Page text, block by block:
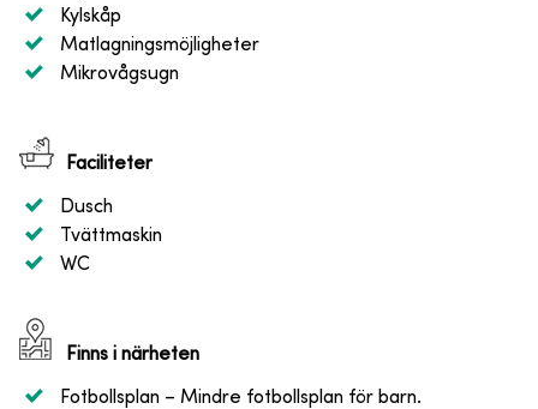
Kylskåp
Matlagningsmöjligheter
Mikrovågsugn
Faciliteter
Dusch
Tvättmaskin
WC
Finns i närheten
Fotbollsplan – Mindre fotbollsplan för barn.